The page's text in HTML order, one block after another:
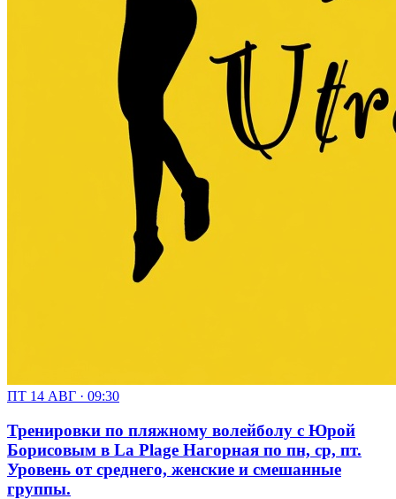
ПТ 14 АВГ · 09:30
Тренировки по пляжному волейболу с Юрой
Борисовым в La Plage Нагорная по пн, ср, пт.
Уровень от среднего, женские и смешанные
группы.